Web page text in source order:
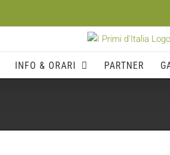
INFO & ORARI PARTNER